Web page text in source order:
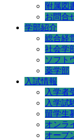
附属図
お問合
学部紹介
総合経
社会学
ソフト
薬学部
入試情報
入学者
入学試
留学生
オンラ
オープ